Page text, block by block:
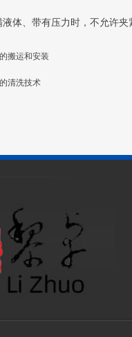
体、带有压力时，不允许夹
搬运和安装
清洗技术